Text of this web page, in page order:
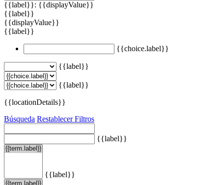
{{label}}: {{displayValue}}
{{label}}
{{displayValue}}
{{label}}
{{choice.label}}
{{label}}
{{label}}
{{locationDetails}}
Búsqueda Restablecer Filtros
{{label}}
{{label}}